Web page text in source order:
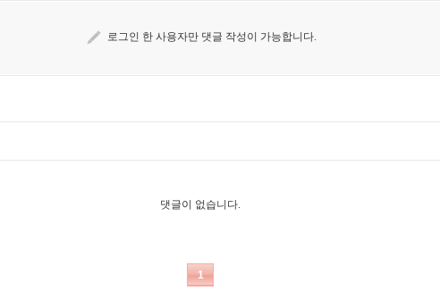
로그인 한 사용자만 댓글 작성이 가능합니다.
댓글이 없습니다.
1